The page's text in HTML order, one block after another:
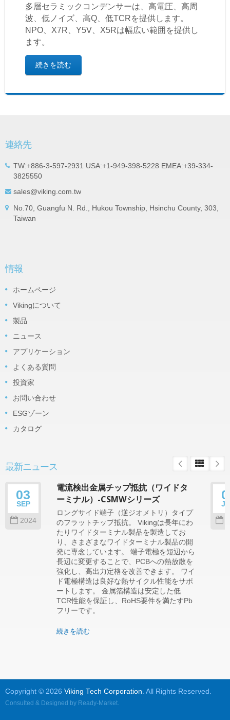
多層セラミックコンデンサーは、高電圧、高周
波、低ノイズ、高Q、低TCRを提供します。
NPO、X7R、Y5V、X5Rは幅広い範囲を提供し
ます。
続きを読む
連絡先
TW:+886-3-597-2931 USA:+1-949-398-5228 EMEA:+39-334-
3825550
sales@viking.com.tw
No.70, Guangfu N. Rd., Hukou Township, Hsinchu County, 303,
Taiwan
情報
ホームページ
Vikingについて
製品
ニュース
アプリケーション
よくある質問
投資家
お問い合わせ
ESGゾーン
カタログ
最新ニュース
03
SEP
2024
電流検出金属チップ抵抗（ワイドタ
ーミナル）-CSMWシリーズ
ロングサイド端子（逆ジオメトリ）タイプ
のフラットチップ抵抗。 Vikingは長年にわ
たりワイドターミナル製品を製造してお
り、さまざまなワイドターミナル製品の開
発に専念しています。 端子電極を短辺から
長辺に変更することで、PCBへの熱放散を
強化し、高出力定格を改善できます。 ワイ
ド電極構造は良好な熱サイクル性能をサポ
ートします。 金属箔構造は安定した低
TCR性能を保証し、RoHS要件を満たすPb
フリーです。
続きを読む
Copyright © 2026 Viking Tech Corporation. All Rights Reserved.
Consulted & Designed by Ready-Market.